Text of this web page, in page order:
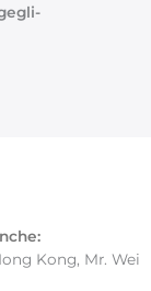
Kong, Mr. Wei